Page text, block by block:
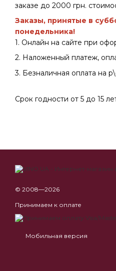
заказе до 2000 грн.
Заказы, принятые в
понедельника!
1. Онлайн на сайте при
2. Наложенный платеж,
3. Безналичная оплата на
Срок годности от 5 до 15
© 2008—2026
Принимаем к оплате
Мобильная версия